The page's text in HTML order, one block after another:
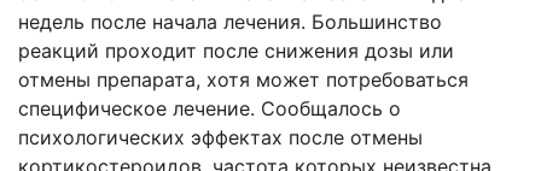
недель после начала лечения. Большинство
реакций проходит после снижения дозы или
отмены препарата, хотя может потребоваться
специфическое лечение. Сообщалось о
психологических эффектах после отмены
кортикостероидов, частота которых неизвестна.